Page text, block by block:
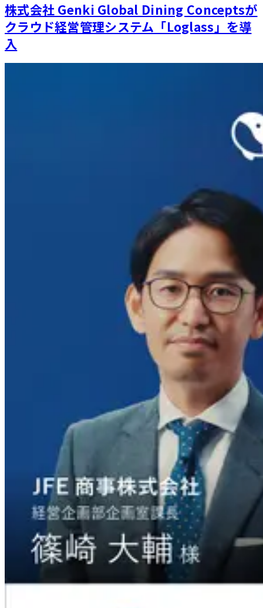
株式会社 Genki Global Dining Conceptsが
クラウド経営管理システム「Loglass」を導
入